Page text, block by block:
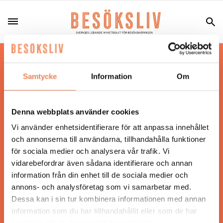
Samtycke Information Om
Denna webbplats använder cookies
Vi använder enhetsidentifierare för att anpassa innehållet
och annonserna till användarna, tillhandahålla funktioner
för sociala medier och analysera vår trafik. Vi
vidarebefordrar även sådana identifierare och annan
information från din enhet till de sociala medier och
annons- och analysföretag som vi samarbetar med.
Dessa kan i sin tur kombinera informationen med annan
information som du har tillhandahållit eller som de har
Hos oss läser du landets mest uppdaterade
nyheter och snackisar inom besöksnäringen.
Besöksliv i sin tryckta form är ett affärsmagasin
Tidningen ges ut avVisita
ANSVARIG UTGIVARE
Jonas Siljhammar
UPPHOVSRÄTT